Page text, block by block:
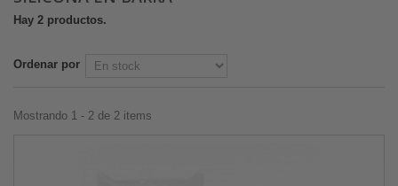
Hay 2 productos.
Ordenar por
Mostrando 1 - 2 de 2 items